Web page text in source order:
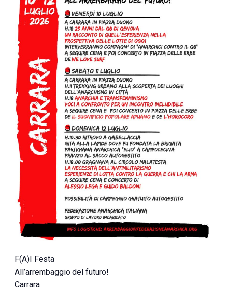
F(A)I Festa
All’arrembaggio del futuro!
Carrara